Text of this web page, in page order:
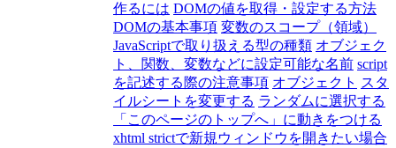
作るには DOMの値を取得・設定する方法
DOMの基本事項 変数のスコープ（領域）
JavaScriptで取り扱える型の種類 オブジェク
ト、関数、変数などに設定可能な名前 script
を記述する際の注意事項 オブジェクト スタ
イルシートを変更する ランダムに選択する
「このページのトップへ」に動きをつける
xhtml strictで新規ウィンドウを開きたい場合